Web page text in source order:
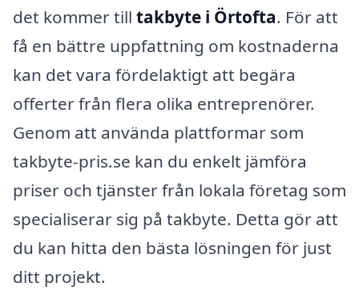
det kommer till takbyte i Örtofta. För att
få en bättre uppfattning om kostnaderna
kan det vara fördelaktigt att begära
offerter från flera olika entreprenörer.
Genom att använda plattformar som
takbyte-pris.se kan du enkelt jämföra
priser och tjänster från lokala företag som
specialiserar sig på takbyte. Detta gör att
du kan hitta den bästa lösningen för just
ditt projekt.